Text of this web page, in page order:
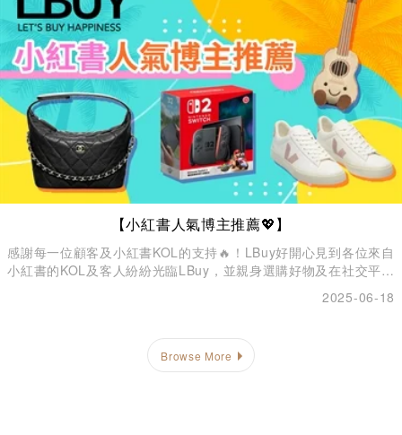
【小紅書人氣博主推薦💖】
感謝每一位顧客及小紅書KOL的支持🔥！LBuy好開心見到各位來自
小紅書的KOL及客人紛紛光臨LBuy，並親身選購好物及在社交平台
大家帶來更多精選時尚潮流產品及超值優惠！2025-06-18
Browse More